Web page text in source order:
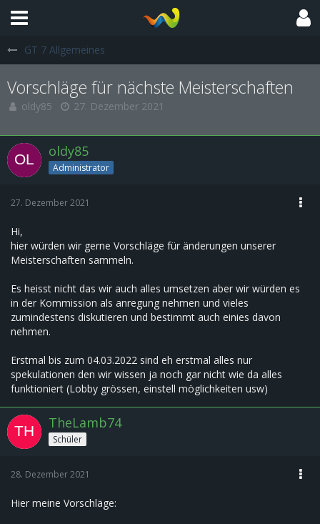
GT 7 Allgemeines
Vorschläge für nächste Meisterschaften
oldy85 27. Dezember 2021
oldy85
Administrator
27. Dezember 2021
Hi,
hier würden wir gerne Vorschläge für änderungen unserer
Meisterschaften sammeln.
Es heisst nicht das wir auch alles umsetzen aber wir würden es
in der Kommission als anregung nehmen und vieles
zumindestens diskutieren und bestimmt auch einies davon
nehmen.
Erstmal bis zum 04.03.2022 sind eh erstmal alles nur
spekulationen den wir wissen ja noch gar nicht wie da alles
funktioniert (Lobby grössen, einstell möglichkeiten usw)
TheLamb74
Schüler
28. Dezember 2021
Hier meine Vorschläge: